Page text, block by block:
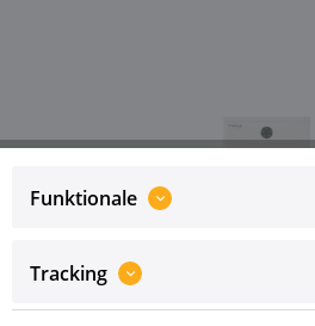
Preise sind erst nach erfolgreicher
Funktionale
Tracking